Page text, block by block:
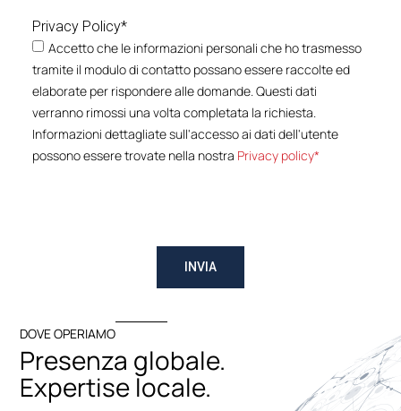
Privacy Policy*
Accetto che le informazioni personali che ho trasmesso
tramite il modulo di contatto possano essere raccolte ed
elaborate per rispondere alle domande. Questi dati
verranno rimossi una volta completata la richiesta.
Informazioni dettagliate sull'accesso ai dati dell'utente
possono essere trovate nella nostra Privacy policy*
INVIA
DOVE OPERIAMO
Presenza globale.
Expertise locale.